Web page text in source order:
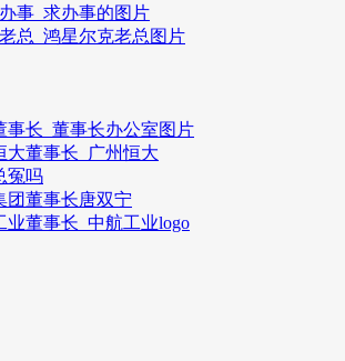
事_求办事的图片
总_鸿星尔克老总图片
事长_董事长办公室图片
大董事长_广州恒大
冤吗
团董事长唐双宁
业董事长_中航工业logo